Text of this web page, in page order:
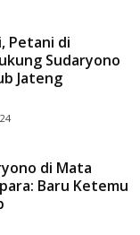
Petani di
Sudaryono
Jateng
di Mata
Baru Ketemu